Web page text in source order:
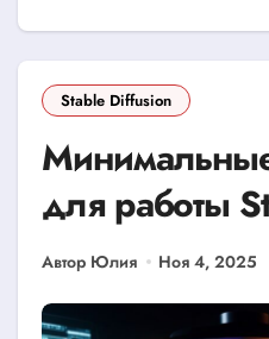
Stable Diffusion
для работы
Автор Юлия Ноя 4, 2025